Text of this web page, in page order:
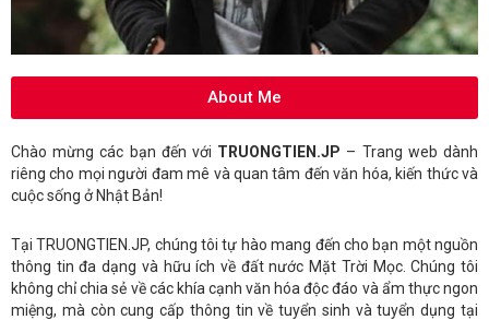
About Me
Chào mừng các bạn đến với TRUONGTIEN.JP – Trang web dành
riêng cho mọi người đam mê và quan tâm đến văn hóa, kiến thức và
cuộc sống ở Nhật Bản!
Tại TRUONGTIEN.JP, chúng tôi tự hào mang đến cho bạn một nguồn
thông tin đa dạng và hữu ích về đất nước Mặt Trời Mọc. Chúng tôi
không chỉ chia sẻ về các khía cạnh văn hóa độc đáo và ẩm thực ngon
miệng, mà còn cung cấp thông tin về tuyển sinh và tuyển dụng tại